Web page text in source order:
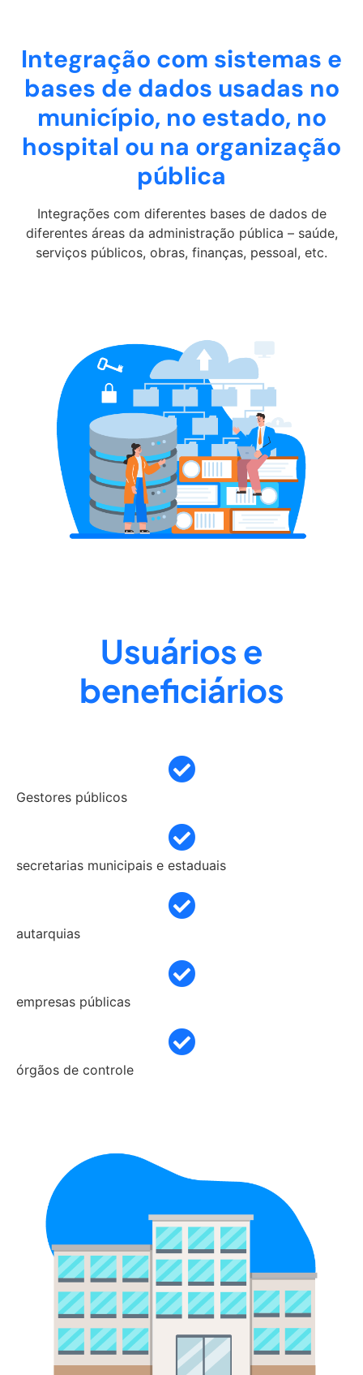
Integração com sistemas e
bases de dados usadas no
município, no estado, no
hospital ou na organização
pública
Integrações com diferentes bases de dados de
diferentes áreas da administração pública – saúde,
serviços públicos, obras, finanças, pessoal, etc.
Usuários e
beneficiários
Gestores públicos
secretarias municipais e estaduais
autarquias
empresas públicas
órgãos de controle